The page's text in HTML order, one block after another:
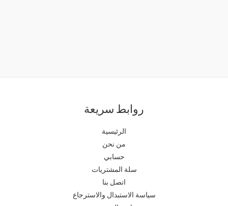
روابط سريعة
الرئيسية
من نحن
حسابي
سلة المشتريات
اتصل بنا
سياسة الاستبدال والاسترجاع